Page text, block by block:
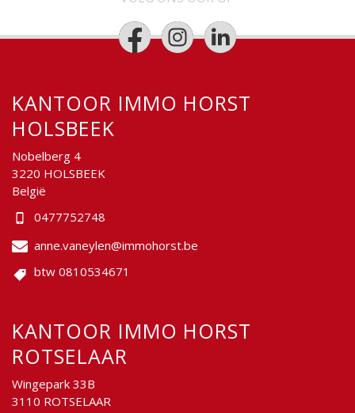
KANTOOR IMMO HORST
HOLSBEEK
Nobelberg 4
3220 HOLSBEEK
België
0477752748
anne.vaneylen@immohorst.be
btw 0810534671
KANTOOR IMMO HORST
ROTSELAAR
Wingepark 33B
3110 ROTSELAAR